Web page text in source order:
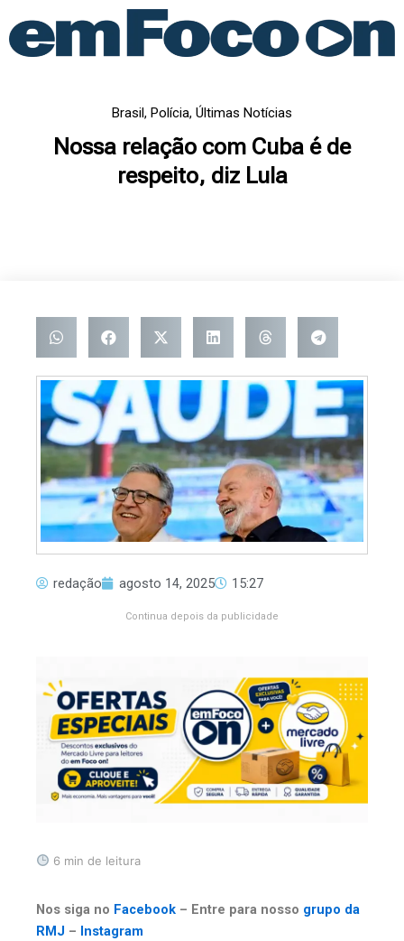
para
Brasil, Polícia, Últimas Notícias
Nossa relação com Cuba é de
respeito, diz Lula
redação agosto 14, 2025 15:27
Continua depois da publicidade
6 min de leitura
Nos siga no Facebook – Entre para nosso grupo da
RMJ – Instagram